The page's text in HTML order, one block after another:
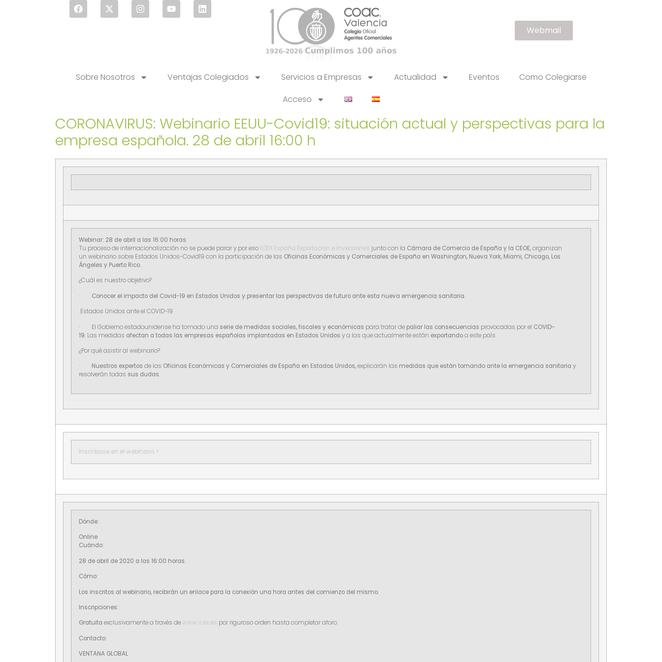
Webmail
Sobre Nosotros Ventajas Colegiados Servicios a Empresas Actualidad Eventos
Como Colegiarse
Acceso
CORONAVIRUS: Webinario EEUU-Covid19: situación actual y perspectivas para la
empresa española. 28 de abril 16:00 h
Webinar: 28 de abril a las 16:00 horas
Tu proceso de internacionalización no se puede parar y por eso ICEX España Exportación e Inversiones junto con la Cámara de Comercio de España y la CEOE,organizan
un webinario sobre Estados Unidos-Covid19 con la participación de las Oficinas Económicas y Comerciales de España en Washington, Nueva York, Miami, Chicago, Los
Ángeles y Puerto Rico.
¿Cuál es nuestro objetivo?
· Conocer el impacto del Covid-19 en Estados Unidos y presentar las perspectivas de futuro ante esta nueva emergencia sanitaria.
Estados Unidos ante el COVID-19
· El Gobierno estadounidense ha tomado una serie de medidas sociales, fiscales y económicas para tratar de paliar las consecuencias provocadas por el COVID-
19. Las medidas afectan a todas las empresas españolas implantadas en Estados Unidos y a las que actualmente están exportandoa este país.
¿Por qué asistir al webinario?
· Nuestros expertos de las Oficinas Económicas y Comerciales de España en Estados Unidos,explicarán las medidas que están tomando ante la emergencia sanitaria y
resolverán todas sus dudas.
Inscríbase en el webinario >
Dónde:
Online
Cuándo:
28 de abril de 2020 a las 16:00 horas.
Cómo:
Los inscritos al webinario, recibirán un enlace para la conexión una hora antes del comienzo del mismo.
Inscripciones:
Gratuita exclusivamente a través de www.icex.es por riguroso orden hasta completar aforo.
Contacto:
VENTANA GLOBAL